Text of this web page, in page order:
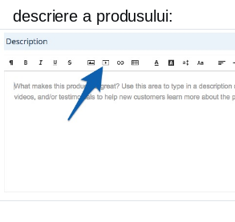
descriere a produsului: